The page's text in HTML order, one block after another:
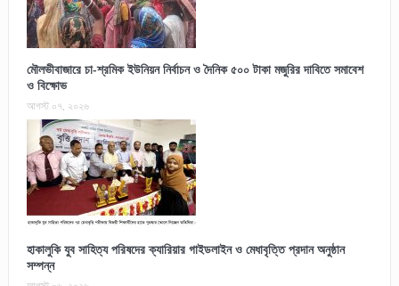
মৌলভীবাজারে চা-শ্রমিক ইউনিয়ন নির্বাচন ও দৈনিক ৫০০ টাকা মজুরির দাবিতে সমাবেশ
ও বিক্ষোভ
আগস্ট ০৭, ২০২৬
হাকালুকি যুব সাহিত্য পরিষদের ক্যারিয়ার গাইডলাইন ও মেধাবৃত্তি প্রদান অনুষ্ঠান
সম্পন্ন